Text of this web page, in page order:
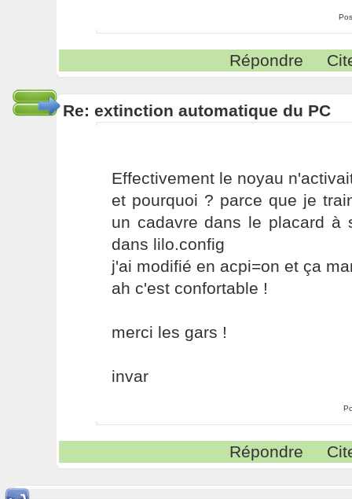
Répondre
Re: extinction automatique du PC
Effectivement le noyau
et pourquoi ? parce que je
un cadavre dans le placard à
dans lilo.config
j'ai modifié en acpi=on et ça
ah c'est confortable !
merci les gars !
invar
Répondre